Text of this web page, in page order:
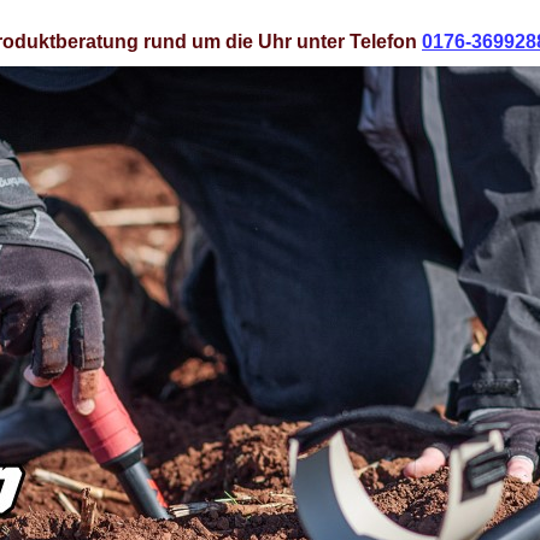
rund um die Uhr unter Telefon 0176-